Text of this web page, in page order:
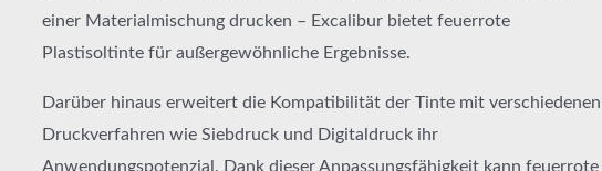
einer Materialmischung drucken – Excalibur bietet feuerrote
Plastisoltinte für außergewöhnliche Ergebnisse.
Darüber hinaus erweitert die Kompatibilität der Tinte mit verschiedenen
Druckverfahren wie Siebdruck und Digitaldruck ihr
Anwendungspotenzial. Dank dieser Anpassungsfähigkeit kann feuerrote